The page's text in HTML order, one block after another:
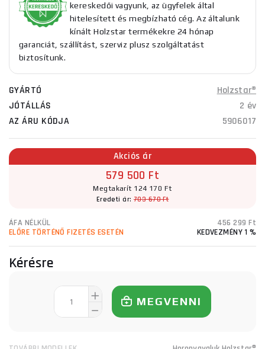
kereskedői vagyunk, az ügyfelek által
hitelesített és megbízható cég. Az általunk
kínált Holzstar termékekre 24 hónap
garanciát, szállítást, szerviz plusz szolgáltatást
biztosítunk.
GYÁRTÓ
Holzstar®
JÓTÁLLÁS
2 év
AZ ÁRU KÓDJA
5906017
Akciós ár
579 500 Ft
Megtakarít 124 170 Ft
Eredeti ár: 703 670 Ft
ÁFA NÉLKÜL
456 299 Ft
ELŐRE TÖRTÉNŐ FIZETÉS ESETÉN
KEDVEZMÉNY 1 %
Kérésre
MEGVENNI